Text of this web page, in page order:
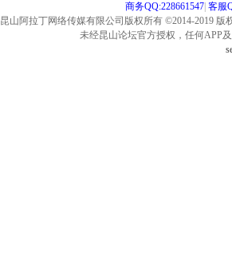
商务QQ:228661547| 客服
昆山阿拉丁网络传媒有限公司版权所有 ©2014-2019
未经昆山论坛官方授权，任何APP